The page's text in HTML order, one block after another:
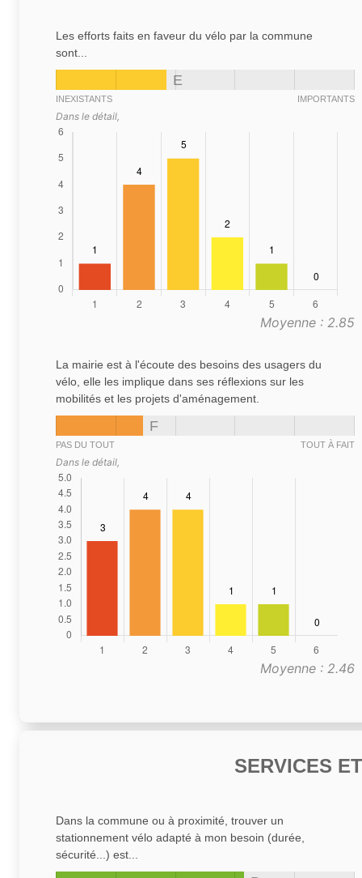
Les efforts faits en faveur du vélo par la commune
sont...
E
INEXISTANTS IMPORTANTS
Dans le détail,
Moyenne : 2.85
La mairie est à l'écoute des besoins des usagers du
vélo, elle les implique dans ses réflexions sur les
mobilités et les projets d'aménagement.
F
PAS DU TOUT TOUT À FAIT
Dans le détail,
Moyenne : 2.46
SERVICES
Dans la commune ou à proximité, trouver un
stationnement vélo adapté à mon besoin (durée,
sécurité...) est...